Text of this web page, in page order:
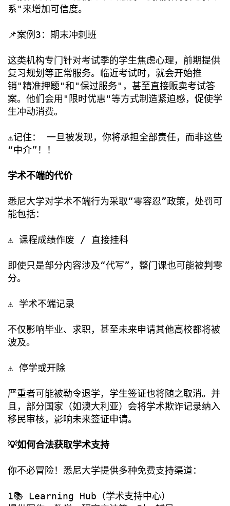
系"来增加可信度。
📌案例3：期末冲刺班
这类机构专门针对考试季的学生焦虑心理，前期提供
复习规划等正常服务。临近考试时，就会开始推
销"精准押题"和"保过服务"，甚至直接贩卖考试答
案。他们会用"限时优惠"等方式制造紧迫感，促使学
生冲动消费。
⚠️记住： 一旦被发现，你将承担全部责任，而非这些
“中介”！！
学术不端的代价
悉尼大学对学术不端行为采取“零容忍”政策，处罚可
能包括：
⚠️ 课程成绩作废 / 直接挂科
即使只是部分内容涉及“代写”，整门课也可能被判零
分。
⚠️ 学术不端记录
不仅影响毕业、求职，甚至未来申请其他高校都将被
波及。
⚠️ 停学或开除
严重者可能被勒令退学，学生签证也将随之取消。并
且，部分国家（如澳大利亚）会将学术欺诈记录纳入
移民审核，影响未来签证申请。
💡如何合法获取学术支持
你不必冒险！悉尼大学提供多种免费支持渠道：
1📚 Learning Hub（学术支持中心）